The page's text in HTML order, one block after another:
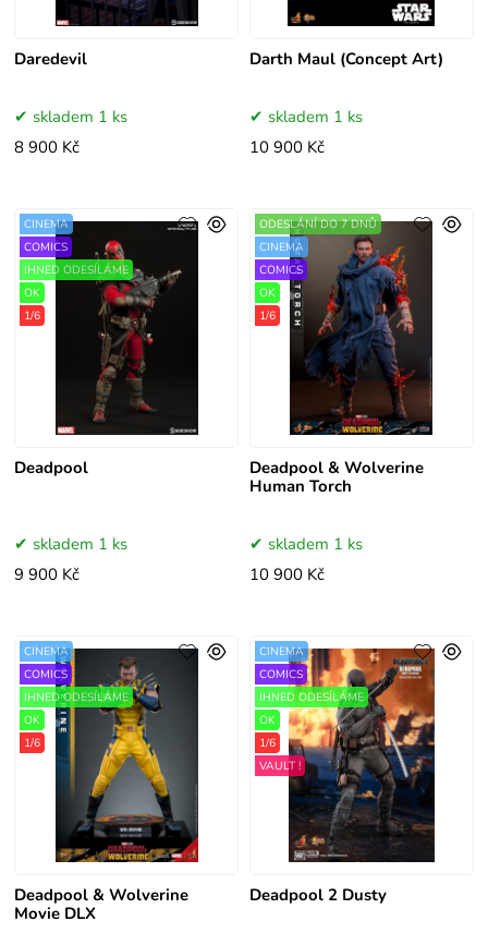
Daredevil
skladem 1 ks
8 900 Kč
Darth Maul (Concept Art)
skladem 1 ks
10 900 Kč
Deadpool
CINEMA
COMICS
IHNED ODESÍLÁME
OK
1/6
skladem 1 ks
9 900 Kč
Deadpool & Wolverine
Human Torch
ODESLÁNÍ DO 7 DNŮ
CINEMA
COMICS
OK
1/6
skladem 1 ks
10 900 Kč
Deadpool & Wolverine
Movie DLX
CINEMA
COMICS
IHNED ODESÍLÁME
OK
1/6
Deadpool 2 Dusty
CINEMA
COMICS
IHNED ODESÍLÁME
OK
1/6
VAULT !